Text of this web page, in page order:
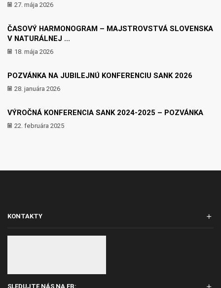
27. mája 2026
ČASOVÝ HARMONOGRAM – MAJSTROVSTVÁ SLOVENSKA
V NATURÁLNEJ ...
18. mája 2026
POZVÁNKA NA JUBILEJNÚ KONFERENCIU SANK 2026
28. januára 2026
VÝROČNÁ KONFERENCIA SANK 2024-2025 – POZVÁNKA
22. februára 2025
KONTAKTY
SLEDUJTE NÁS NA FB: